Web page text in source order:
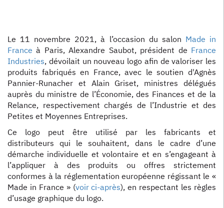
Le 11 novembre 2021, à l’occasion du salon Made in
France à Paris, Alexandre Saubot, président de France
Industries, dévoilait un nouveau logo afin de valoriser les
produits fabriqués en France, avec le soutien d'Agnès
Pannier-Runacher et Alain Griset, ministres délégués
auprès du ministre de l’Économie, des Finances et de la
Relance, respectivement chargés de l’Industrie et des
Petites et Moyennes Entreprises.
Ce logo peut être utilisé par les fabricants et
distributeurs qui le souhaitent, dans le cadre d’une
démarche individuelle et volontaire et en s’engageant à
l’appliquer à des produits ou offres strictement
conformes à la réglementation européenne régissant le «
Made in France » (voir ci-après), en respectant les règles
d’usage graphique du logo.